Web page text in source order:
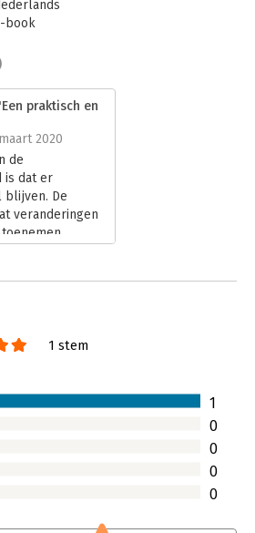
book
3-2019
management
praktisch en
2020
de
is dat er
blijven. De
veranderingen
1 stem
1
0
0
0
0